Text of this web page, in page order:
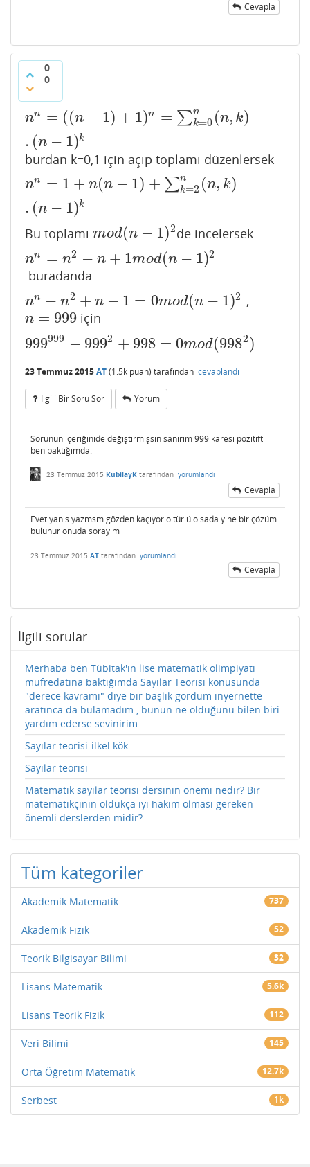
Cevapla
0
0
nn = ((n − 1) + 1)n = ∑n
k=0 (n, k)
. (n − 1)k
nn ((n − 1)+ 1)n=∑ k= 0n(n k). n−1)k
burdan k=0,1 için açıp toplamı düzenlersek
nn = 1 + n(n − 1) + ∑n
k=2 (n, k)
. (n − 1)k
nn 1+ n( n− 1)+∑k =2 n(n,k) .(n−1)k
Bu toplamı mod(n − 1)2
mod(n− 1)2 de incelersek
nn = n2 − n + 1mod(n − 1)2
nn n2 −n 1mo d( n−1)2
buradanda
nn − n2 + n − 1 = 0mod(n − 1)2
nn −n2+n −1=0 mo d n− 1)2 ,
n = 999
n=999 için
999999 − 9992 + 998 = 0mod(9982)
999999 −9992+998 =0mod( 9982)
23 Temmuz 2015AT(1.5k puan) tarafından cevaplandı
Ilgili Bir Soru Sor Yorum
Sorunun içeriğinide değiştirmişsin sanırım 999 karesi pozitifti
ben baktığımda.
23 Temmuz 2015 KubilayK tarafından yorumlandı
Cevapla
Evet yanls yazmsm gözden kaçıyor o türlü olsada yine bir çözüm
bulunur onuda sorayım
23 Temmuz 2015 AT tarafından yorumlandı
Cevapla
İlgili sorular
Merhaba ben Tübitak'ın lise matematik olimpiyatı
müfredatına baktığımda Sayılar Teorisi konusunda
"derece kavramı" diye bir başlık gördüm inyernette
aratınca da bulamadım , bunun ne olduğunu bilen biri
yardım ederse sevinirim
Sayılar teorisi-ilkel kök
Sayılar teorisi
Matematik sayılar teorisi dersinin önemi nedir? Bir
matematikçinin oldukça iyi hakim olması gereken
önemli derslerden midir?
Tüm kategoriler
Akademik Matematik 737
Akademik Fizik 52
Teorik Bilgisayar Bilimi 32
Lisans Matematik 5.6k
Lisans Teorik Fizik 112
Veri Bilimi 145
Orta Öğretim Matematik 12.7k
Serbest 1k